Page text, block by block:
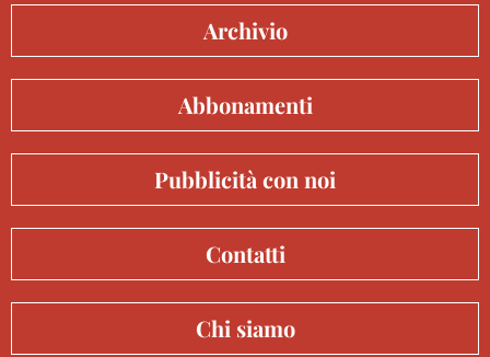
Archivio
Abbonamenti
Pubblicità con noi
Contatti
Chi siamo